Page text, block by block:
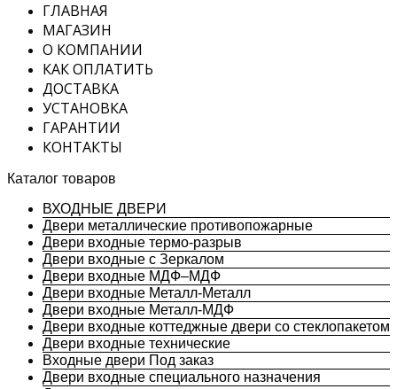
ГЛАВНАЯ
МАГАЗИН
О КОМПАНИИ
КАК ОПЛАТИТЬ
ДОСТАВКА
УСТАНОВКА
ГАРАНТИИ
КОНТАКТЫ
Каталог товаров
ВХОДНЫЕ ДВЕРИ
Двери металлические противопожарные
Двери входные термо-разрыв
Двери входные с Зеркалом
Двери входные МДФ–МДФ
Двери входные Металл-Металл
Двери входные Металл-МДФ
Двери входные коттеджные двери со стеклопакетом
Двери входные технические
Входные двери Под заказ
Двери входные специального назначения